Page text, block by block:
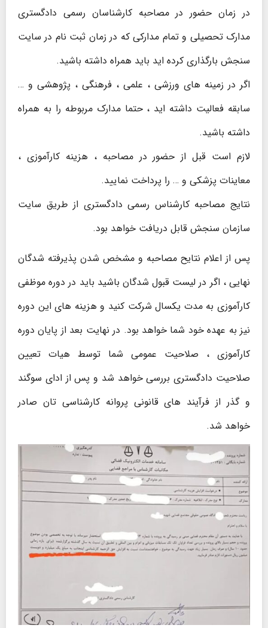
در زمان حضور در مصاحبه کارشناسان رسمی دادگستری
مدارک تحصیلی و تمام مدارکی که در زمان ثبت نام در سایت
سنجش بارگذاری کرده اید باید همراه داشته باشید.
اگر در زمینه های ورزشی ، علمی ، فرهنگی ، پژوهشی و …
سابقه فعالیت داشته اید ، حتما مدارک مربوطه را به همراه
داشته باشید.
لازم است قبل از حضور در مصاحبه ، هزینه کارآموزی ،
معاینات پزشکی و … را پرداخت نمایید.
نتایج مصاحبه کارشناس رسمی دادگستری از طریق سایت
سازمان سنجش قابل دریافت خواهد بود.
پس از اعلام نتایح مصاحبه و مشخص شدن پذیرفته شدگان
نهایی ، اگر در لیست قبول شدگان باشید باید در دوره موظفی
کارآموزی به مدت یکسال شرکت کنید و هزینه های این دوره
نیز به عهده خود شما خواهد بود. در نهایت بعد از پایان دوره
کارآموزی ، صلاحیت عمومی شما توسط هیات تعیین
صلاحیت دادگستری بررسی خواهد شد و پس از ادای سوگند
و گذر از فرآیند های قانونی پروانه کارشناسی تان صادر
خواهد شد.